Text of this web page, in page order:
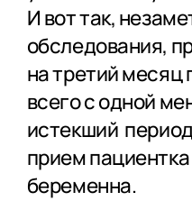
И вот так,
обследования,
на третий
всего с одной
истекший
прием
беременна.